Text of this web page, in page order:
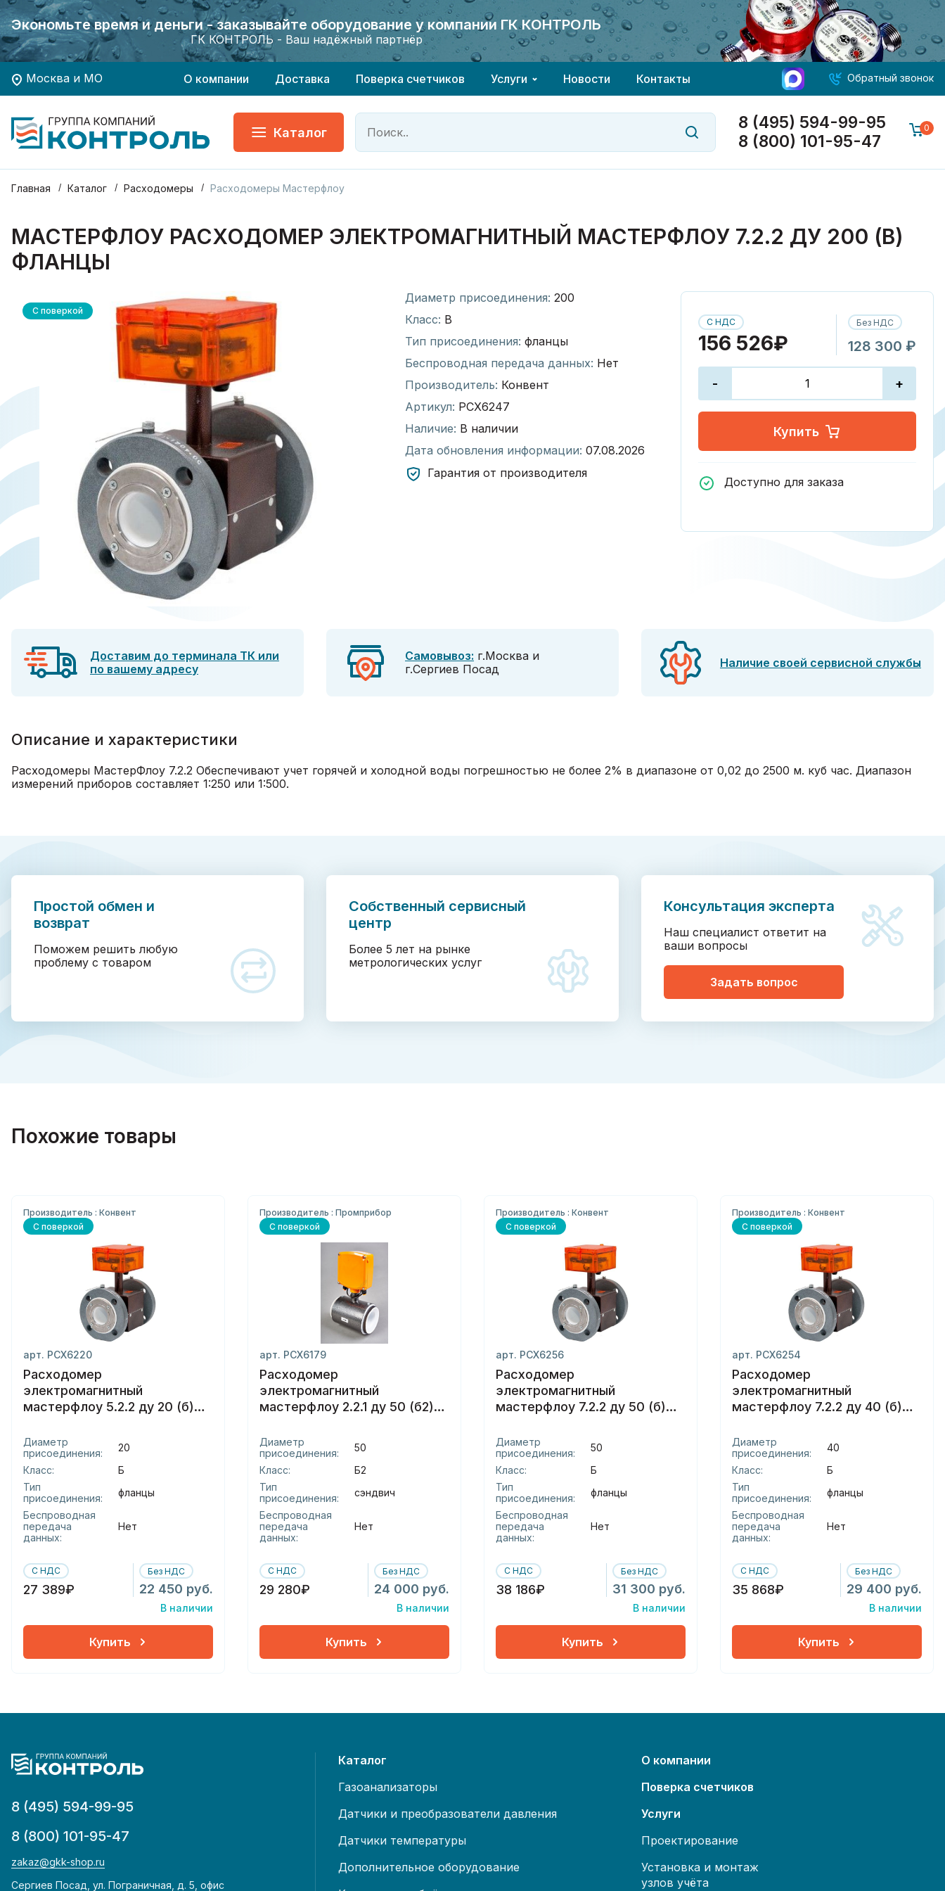
Экономьте время и деньги - заказывайте оборудование у компании ГК КОНТРОЛЬ
ГК КОНТРОЛЬ - Ваш надёжный партнёр
Хотите заказать поверку приборов учета?
Экономьте время и деньги - заказывайте оборудование у компании ГК КОНТРОЛЬ
ГК КОНТРОЛЬ - Ваш надёжный партнёр
Хотите заказать поверку приборов учета?
Москва и МО О компании Доставка Поверка счетчиков Услуги Новости Контакты Обратный звонок
Каталог
8 (495) 594-99-95
8 (800) 101-95-47
0
Главная Каталог Расходомеры Расходомеры Мастерфлоу
МАСТЕРФЛОУ РАСХОДОМЕР ЭЛЕКТРОМАГНИТНЫЙ МАСТЕРФЛОУ 7.2.2 ДУ 200 (В)
ФЛАНЦЫ
С поверкой
Диаметр присоединения: 200
Класс: В
Тип присоединения: фланцы
Беспроводная передача данных: Нет
Производитель: Конвент
Артикул: РСХ6247
Наличие: В наличии
Дата обновления информации: 07.08.2026
Гарантия от производителя
С НДС
156 526₽
Без НДС
128 300 ₽
- +
Купить
Доступно для заказа
Доставим до терминала ТК или
по вашему адресу
Самовывоз: г.Москва и
г.Сергиев Посад
Наличие своей сервисной службы
Описание и характеристики
Расходомеры МастерФлоу 7.2.2 Обеспечивают учет горячей и холодной воды погрешностью не более 2% в диапазоне от 0,02 до 2500 м. куб час. Диапазон
измерений приборов составляет 1:250 или 1:500.
Простой обмен и
возврат
Поможем решить любую
проблему с товаром
Собственный сервисный
центр
Более 5 лет на рынке
метрологических услуг
Консультация эксперта
Наш специалист ответит на
ваши вопросы
Задать вопрос
Похожие товары
Производитель : Конвент
С поверкой
арт. РСХ6220
Расходомер
электромагнитный
мастерфлоу 5.2.2 ду 20 (б)
Диаметр
присоединения:
20
Класс:
Б
Тип
присоединения:
фланцы
Беспроводная
передача
данных:
Нет
С НДС
27 389₽
Без НДС
22 450 руб.
В наличии
Купить
Производитель : Промприбор
С поверкой
арт. РСХ6179
Расходомер
электромагнитный
мастерфлоу 2.2.1 ду 50 (б2)
Диаметр
присоединения:
50
Класс:
Б2
Тип
присоединения:
сэндвич
Беспроводная
передача
данных:
Нет
С НДС
29 280₽
Без НДС
24 000 руб.
В наличии
Купить
Производитель : Конвент
С поверкой
арт. РСХ6256
Расходомер
электромагнитный
мастерфлоу 7.2.2 ду 50 (б)
Диаметр
присоединения:
50
Класс:
Б
Тип
присоединения:
фланцы
Беспроводная
передача
данных:
Нет
С НДС
38 186₽
Без НДС
31 300 руб.
В наличии
Купить
Производитель : Конвент
С поверкой
арт. РСХ6254
Расходомер
электромагнитный
мастерфлоу 7.2.2 ду 40 (б)
Диаметр
присоединения:
40
Класс:
Б
Тип
присоединения:
фланцы
Беспроводная
передача
данных:
Нет
С НДС
35 868₽
Без НДС
29 400 руб.
В наличии
Купить
8 (495) 594-99-95
8 (800) 101-95-47
zakaz@gkk-shop.ru
Сергиев Посад, ул. Пограничная, д. 5, офис
Каталог
Газоанализаторы
Датчики и преобразователи давления
Датчики температуры
Дополнительное оборудование
О компании
Поверка счетчиков
Услуги
Проектирование
Установка и монтаж
узлов учёта